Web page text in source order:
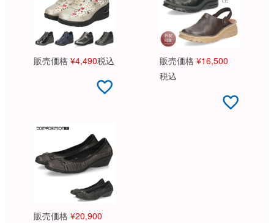
販売価格 ¥4,490税込 販売価格 ¥16,500
税込
販売価格 ¥20,900